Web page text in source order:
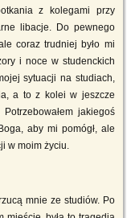
z kolegami przy
libacje. Do pewnego
coraz trudniej było mi
i noce w studenckich
sytuacji na studiach,
a to z kolei w jeszcze
jakiegoś
aby mi pomógł, ale
w moim życiu.
mnie ze studiów. Po